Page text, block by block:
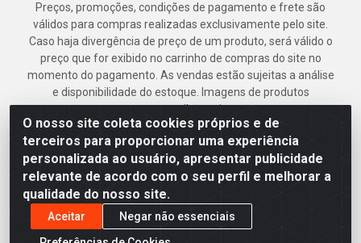
O nosso site coleta cookies próprios e de
terceiros para proporcionar uma experiência
personalizada ao usuário, apresentar publicidade
relevante de acordo com o seu perfil e melhorar a
qualidade do nosso site.
Aceitar
Negar não essenciais
Preços, promoções, condições de pagamento e frete são
válidos para compras realizadas exclusivamente pelo site.
Caso haja divergência de preço de um produto, será válido o
preço que for exibido no carrinho de compras do site no
momento do pagamento. As vendas estão sujeitas a análise
e disponibilidade do estoque. Imagens de produtos
meramente ilustrativas.
Armazém Jenipapo Materiais de Construção em Geral
LTDA - Rua das Flores, 2691 - Guabiraba, Recife/PE - CEP
52.291-630 - CNPJ 41.097.379/0001-